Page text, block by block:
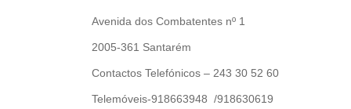
k
k
Avenida dos Combatentes nº 1
2005-361 Santarém
Contactos Telefónicos – 243 30 52 60
Telemóveis-918663948 /918630619